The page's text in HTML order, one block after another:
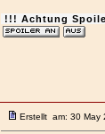
!!! Achtung
Erstellt am: 30 May